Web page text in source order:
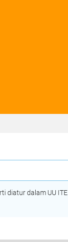
diatur dalam UU ITE.